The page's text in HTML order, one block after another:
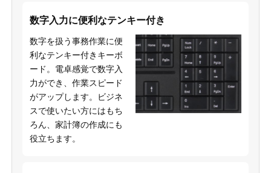
数字入力に便利なテンキー付き
数字を扱う事務作業に便
利なテンキー付きキーボ
ード。電卓感覚で数字入
力ができ、作業スピード
がアップします。ビジネ
スで使いたい方にはもち
ろん、家計簿の作成にも
役立ちます。